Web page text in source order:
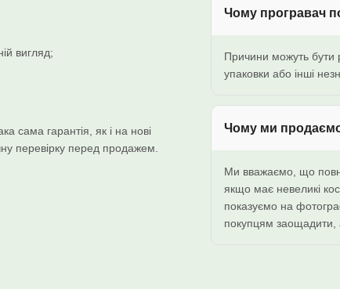
вигляд;
сама гарантія, як і на нові
перевірку перед продажем.
Чому програвач
Причини можуть бути
упаковки або інші
Чому ми продаємо
Ми вважаємо, що
якщо має невеликі
показуємо на
покупцям